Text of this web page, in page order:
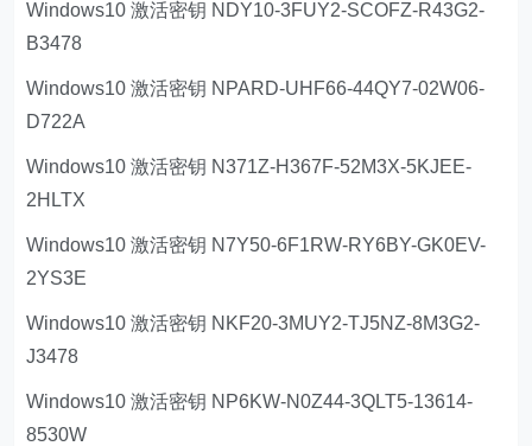
Windows10 激活密钥 NDY10-3FUY2-SCOFZ-R43G2-
B3478
Windows10 激活密钥 NPARD-UHF66-44QY7-02W06-
D722A
Windows10 激活密钥 N371Z-H367F-52M3X-5KJEE-
2HLTX
Windows10 激活密钥 N7Y50-6F1RW-RY6BY-GK0EV-
2YS3E
Windows10 激活密钥 NKF20-3MUY2-TJ5NZ-8M3G2-
J3478
Windows10 激活密钥 NP6KW-N0Z44-3QLT5-13614-
8530W